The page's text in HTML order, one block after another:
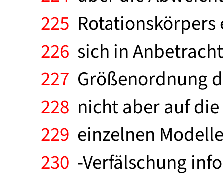
225
226 sich in
227 Größenordnung
228 nicht aber auf
229 einzelnen
230 -Verfälschung